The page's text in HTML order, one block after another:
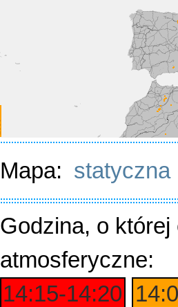
Mapa: statyczna
Godzina, o której
atmosferyczne:
14:15‑14:20